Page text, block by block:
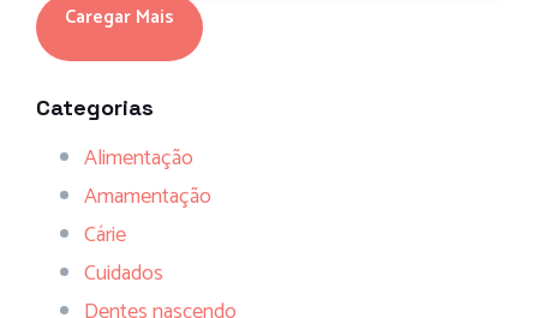
Caregar Mais
Categorias
Alimentação
Amamentação
Cárie
Cuidados